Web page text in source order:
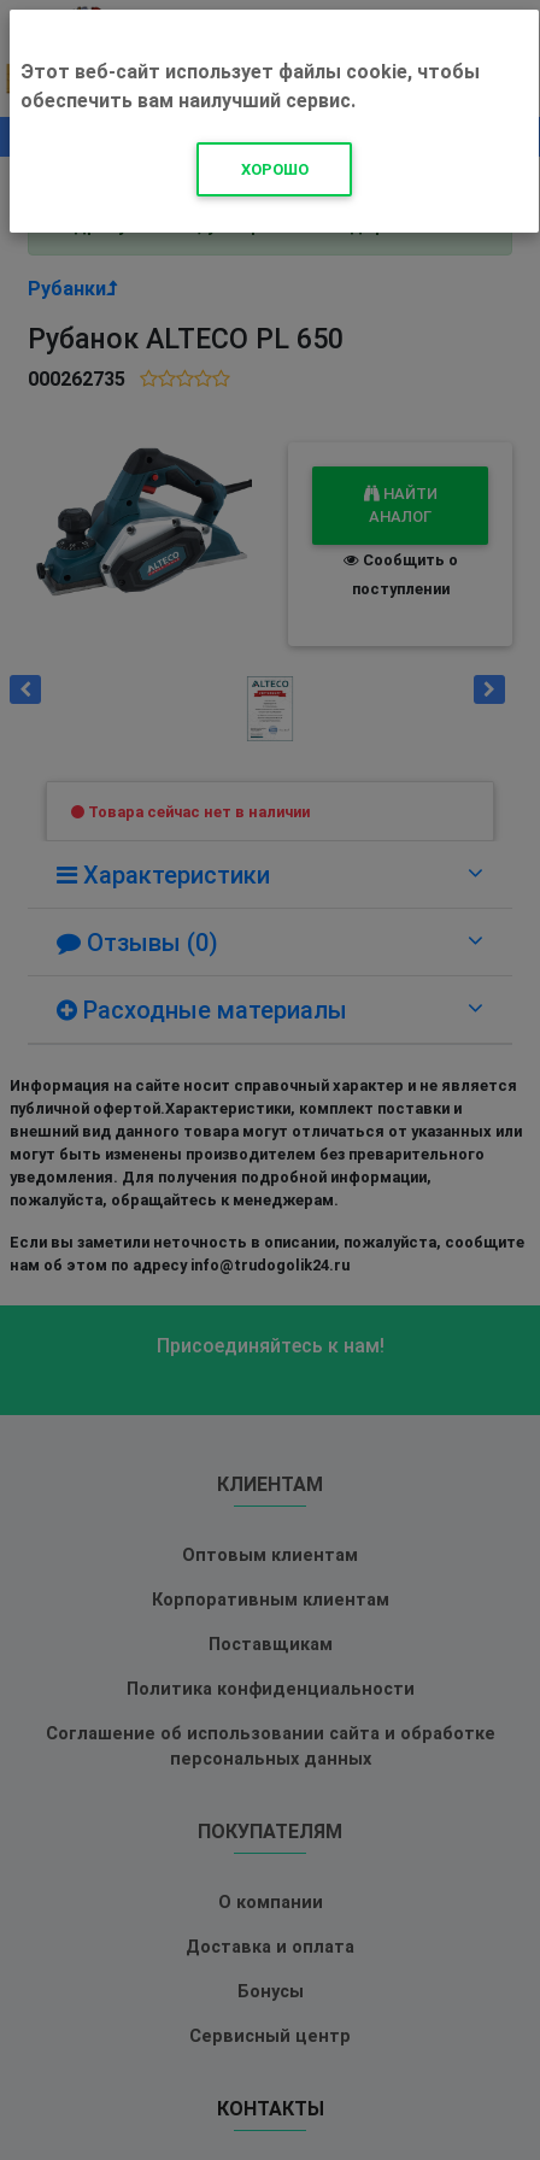
+500 ₽
Внимание! С 3 августа магазин работает по
Рубанки
Рубанок ALTECO PL 650
000262735
НАЙТИ
АНАЛОГ
Сообщить о
поступлении
Товара сейчас нет в наличии
Характеристики
Отзывы (0)
Расходные материалы
Информация на сайте носит справочный характер и не является
публичной офертой.Характеристики, комплект поставки и
внешний вид данного товара могут отличаться от указанных или
могут быть изменены производителем без преварительного
уведомления. Для получения подробной информации,
пожалуйста, обращайтесь к менеджерам.
Если вы заметили неточность в описании, пожалуйста, сообщите
нам об этом по адресу info@trudogolik24.ru
Присоединяйтесь к нам!
КЛИЕНТАМ
Оптовым клиентам
Корпоративным клиентам
Поставщикам
Политика конфиденциальности
Соглашение об использовании сайта и обработке
персональных данных
ПОКУПАТЕЛЯМ
О компании
Доставка и оплата
Бонусы
Сервисный центр
КОНТАКТЫ
Этот веб-сайт использует файлы cookie, чтобы
обеспечить вам наилучший сервис.
ХОРОШО